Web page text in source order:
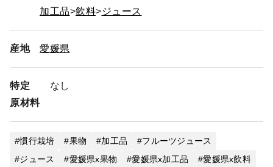
加工品
飲料 ジュース
産地 愛媛県
特定
原材料
なし
慣行栽培 果物 加工品
フルーツジュース
ジュース
愛媛県x果物 愛媛県x加工品
愛媛県x飲料